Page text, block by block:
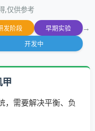
,仅供参考
发阶段
早期实验
开发中
，需要解决平衡、负